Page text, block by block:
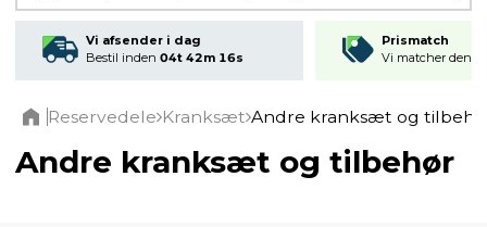
Vi afsender i dag
Bestil inden 04t 42m 16s
Prismatch
Vi matcher den
Reservedele Kranksæt Andre kranksæt og
Andre kranksæt og tilbehør